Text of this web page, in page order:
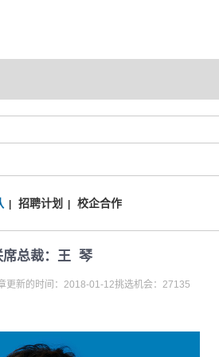
招聘计划 校企合作
席总裁：王 琴
更新的时间：2018-01-12挑选机会：27135